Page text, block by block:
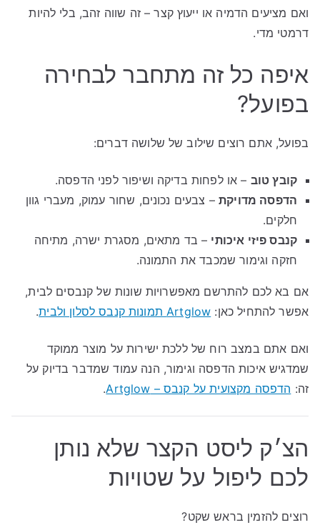
ואם מציעים הדמיה או ייעוץ קצר – זה שווה זהב, בלי להיות
דרמטי מדי.
איפה כל זה מתחבר לבחירה
בפועל?
בפועל, אתם רוצים שילוב של שלושה דברים:
קובץ טוב – או לפחות בדיקה ושיפור לפני הדפסה.
הדפסה מדויקת– צבעים נכונים, שחור עמוק, מעברי גוון
חלקים.
קנבס פיזי איכותי – בד מתאים, מסגרת ישרה, מתיחה
חזקה וגימור שמכבד את התמונה.
אם בא לכם להתרשם מאפשרויות שונות של קנבסים לבית,
אפשר להתחיל כאן: Artglow תמונות קנבס לסלון ולבית .
ואם אתם במצב רוח של ללכת ישירות על מוצר ממוקד
שמדגיש איכות הדפסה וגימור, הנה עמוד שמדבר בדיוק על
זה: הדפסה מקצועית על קנבס – Artglow .
הצ׳ק ליסט הקצר שלא נותן
לכם ליפול על שטויות
רוצים להזמין בראש שקט?